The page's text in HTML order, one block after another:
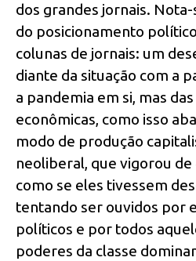
dos grandes jornais.
do posicionamento
colunas de jornais: um
diante da situação com a
a pandemia em si, mas
econômicas, como isso
modo de produção
neoliberal, que vigorou de
como se eles tivessem
tentando ser ouvidos por
políticos e por todos
poderes da classe